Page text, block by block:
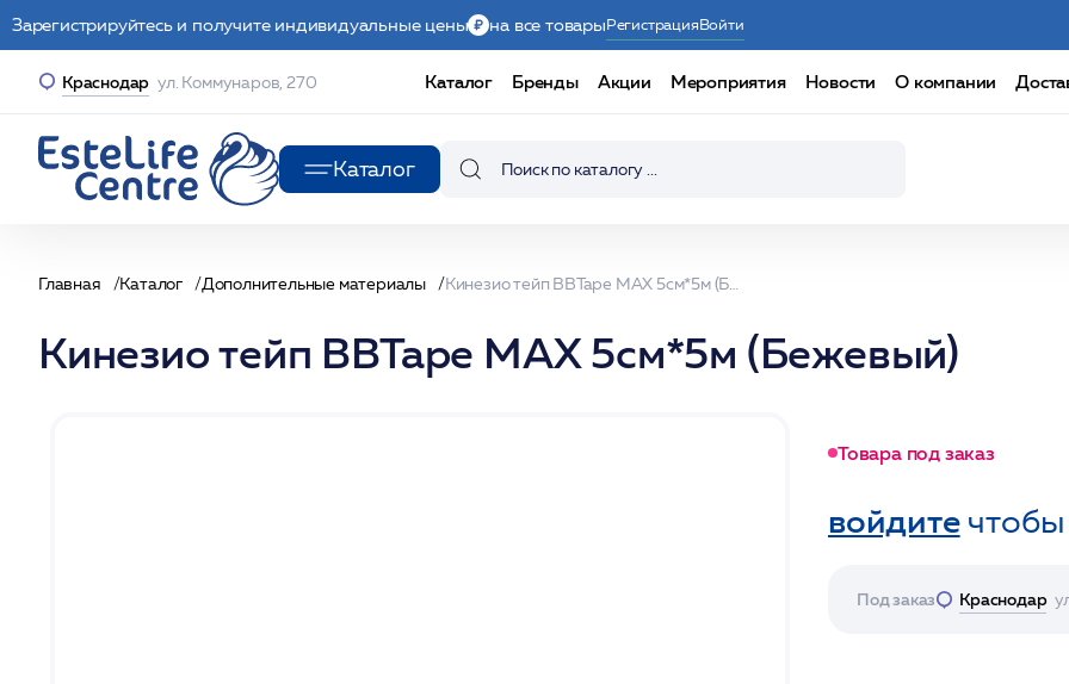
Зарегистрируйтесь и получите индивидуальные цены на все товарыРегистрацияВойти
Краснодар ул. Коммунаров, 270 Каталог Бренды Акции Мероприятия Новости О компании
Каталог
Главная Каталог Дополнительные материалы
Кинезио тейп ВВТаре МАХ 5см*5м (Бежевый)
Товара под заказ
войдитечтобы
Под заказ Краснодар